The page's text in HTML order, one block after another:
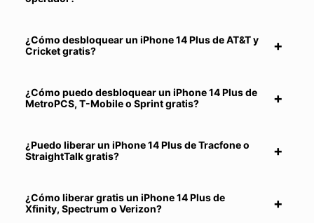
¿Cómo desbloquear un iPhone 14 Plus de AT&T y
Cricket gratis?
¿Cómo puedo desbloquear un iPhone 14 Plus de
MetroPCS, T-Mobile o Sprint gratis?
¿Puedo liberar un iPhone 14 Plus de Tracfone o
StraightTalk gratis?
¿Cómo liberar gratis un iPhone 14 Plus de
Xfinity, Spectrum o Verizon?